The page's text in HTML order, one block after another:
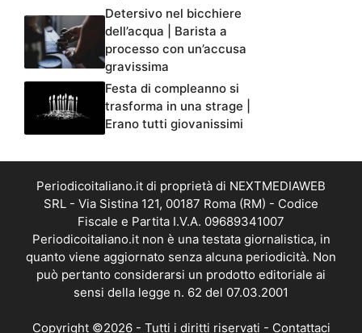
Detersivo nel bicchiere
dell’acqua | Barista a
processo con un’accusa
gravissima
Festa di compleanno si
trasforma in una strage |
Erano tutti giovanissimi
Periodicoitaliano.it di proprietà di NEXTMEDIAWEB
SRL - Via Sistina 121, 00187 Roma (RM) - Codice
Fiscale e Partita I.V.A. 09689341007
Periodicoitaliano.it non è una testata giornalistica, in
quanto viene aggiornato senza alcuna periodicità. Non
può pertanto considerarsi un prodotto editoriale ai
sensi della legge n. 62 del 07.03.2001
Copyright ©2026 - Tutti i diritti riservati - Contattaci